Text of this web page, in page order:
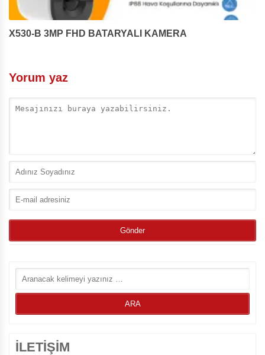
X530-B 3MP FHD BATARYALI KAMERA
Yorum yaz
İLETİŞİM